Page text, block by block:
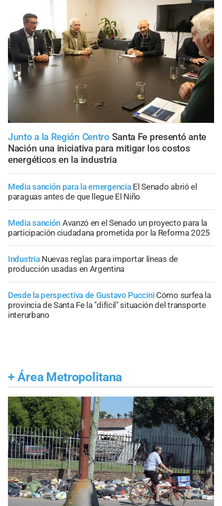
Junto a la Región Centro Santa Fe presentó ante
Nación una iniciativa para mitigar los costos
energéticos en la industria
Media sanción para la emergencia El Senado abrió el
paraguas antes de que llegue El Niño
Media sanción Avanzó en el Senado un proyecto para la
participación ciudadana prometida por la Reforma 2025
Industria Nuevas reglas para importar líneas de
producción usadas en Argentina
Desde la perspectiva de Gustavo Puccini Cómo surfea la
provincia de Santa Fe la "difícil" situación del transporte
interurbano
+ Área Metropolitana